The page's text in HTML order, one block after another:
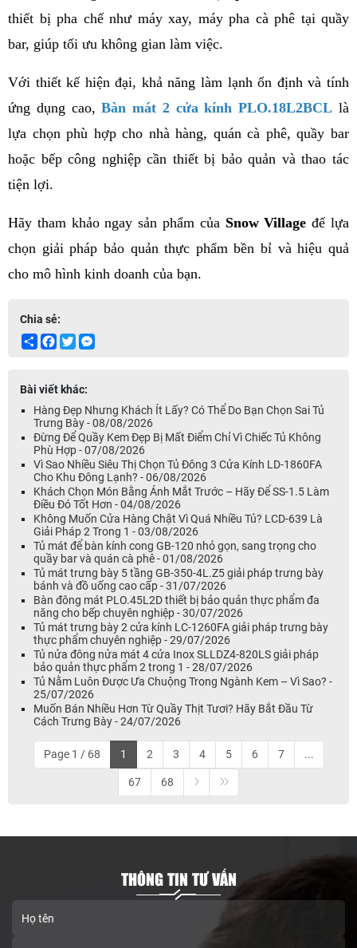
thiết bị pha chế như máy xay, máy pha cà phê tại quầy
bar, giúp tối ưu không gian làm việc.
Với thiết kế hiện đại, khả năng làm lạnh ổn định và tính
ứng dụng cao, Bàn mát 2 cửa kính PLO.18L2BCL là
lựa chọn phù hợp cho nhà hàng, quán cà phê, quầy bar
hoặc bếp công nghiệp cần thiết bị bảo quản và thao tác
tiện lợi.
Hãy tham khảo ngay sản phẩm của Snow Village để lựa
chọn giải pháp bảo quản thực phẩm bền bỉ và hiệu quả
cho mô hình kinh doanh của bạn.
Chia sẻ:
ShareFacebook
Twitter
Bài viết khác:
Hàng Đẹp Nhưng Khách Ít Lấy? Có Thể Do Bạn Chọn Sai Tủ
Trưng Bày - 08/08/2026
Đừng Để Quầy Kem Đẹp Bị Mất Điểm Chỉ Vì Chiếc Tủ Không
Phù Hợp - 07/08/2026
Vì Sao Nhiều Siêu Thị Chọn Tủ Đông 3 Cửa Kính LD-1860FA
Cho Khu Đông Lạnh? - 06/08/2026
Khách Chọn Món Bằng Ánh Mắt Trước – Hãy Để SS-1.5 Làm
Điều Đó Tốt Hơn - 04/08/2026
Không Muốn Cửa Hàng Chật Vì Quá Nhiều Tủ? LCD-639 Là
Giải Pháp 2 Trong 1 - 03/08/2026
Tủ mát để bàn kính cong GB-120 nhỏ gọn, sang trọng cho
quầy bar và quán cà phê - 01/08/2026
Tủ mát trưng bày 5 tầng GB-350-4L.Z5 giải pháp trưng bày
bánh và đồ uống cao cấp - 31/07/2026
Bàn đông mát PLO.45L2D thiết bị bảo quản thực phẩm đa
năng cho bếp chuyên nghiệp - 30/07/2026
Tủ mát trưng bày 2 cửa kính LC-1260FA giải pháp trưng bày
thực phẩm chuyên nghiệp - 29/07/2026
Tủ nửa đông nửa mát 4 cửa Inox SLLDZ4-820LS giải pháp
bảo quản thực phẩm 2 trong 1 - 28/07/2026
Tủ Nằm Luôn Được Ưa Chuộng Trong Ngành Kem – Vì Sao? -
25/07/2026
Muốn Bán Nhiều Hơn Từ Quầy Thịt Tươi? Hãy Bắt Đầu Từ
Cách Trưng Bày - 24/07/2026
Page 1 / 68 1 2 3 4 5 6 7 ...
67 68
THÔNG TIN TƯ VẤN